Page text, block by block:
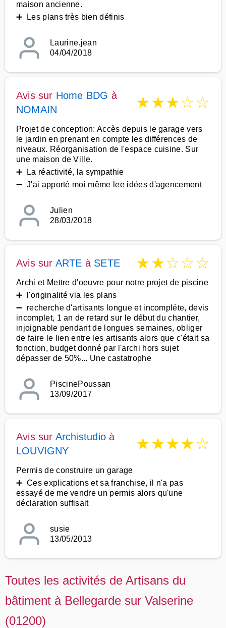
maison ancienne.
➕ Les plans très bien définis
Laurine.jean
04/04/2018
Avis sur Home BDG à
NOMAIN
★★★☆☆
Projet de conception: Accès depuis le garage vers
le jardin en prenant en compte les différences de
niveaux. Réorganisation de l'espace cuisine. Sur
une maison de Ville.
➕ La réactivité, la sympathie
➖ J'ai apporté moi même lee idées d'agencement
Julien
28/03/2018
Avis sur ARTE à SETE ★★☆☆☆
Archi et Mettre d'oeuvre pour notre projet de piscine
➕ l'originalité via les plans
➖ recherche d'artisants longue et incompléte, devis
incomplet, 1 an de retard sur le début du chantier,
injoignable pendant de longues semaines, obliger
de faire le lien entre les artisants alors que c'était sa
fonction, budget donné par l'archi hors sujet
dépasser de 50%... Une castatrophe
PiscinePoussan
13/09/2017
Avis sur Archistudio à
LOUVIGNY
★★★★☆
Permis de construire un garage
➕ Ces explications et sa franchise, il n'a pas
essayé de me vendre un permis alors qu'une
déclaration suffisait
susie
13/05/2013
Toutes les activités de Artisans du
bâtiment à Bellegarde sur Valserine
(01200)